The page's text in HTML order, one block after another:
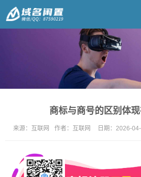
商标与商号的区别体现
来源： 互联网 作者： 互联网 日期： 2026-